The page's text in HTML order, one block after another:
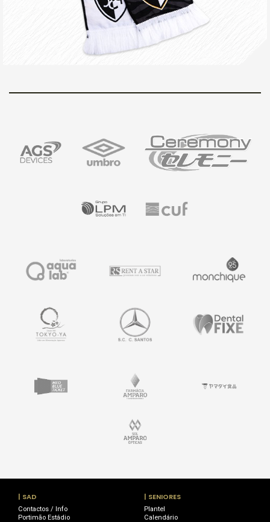
| SAD
Contactos / Info
Portimão Estádio
| SENIORES
Plantel
Calendário